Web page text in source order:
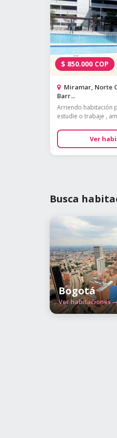
$ 850.000 COP
Miramar, Norte
Barr...
Arriendo habitación
estudie o trabaje ,
Ver
Busca
Bogotá
Ver habitaciones